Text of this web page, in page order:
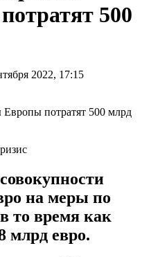
500
2022, 17:15
на меры по
то время как
млрд евро.